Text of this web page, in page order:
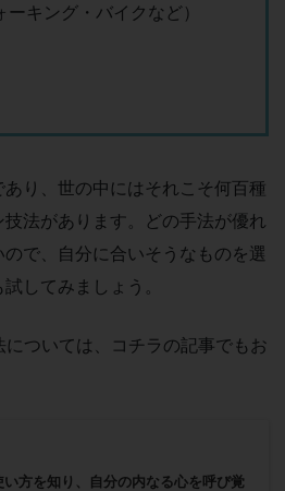
キング・バイクなど）
あり、世の中にはそれこそ何百種
法があります。どの手法が優れ
で、自分に合いそうなものを選
してみましょう。
ついては、コチラの記事でもお
方を知り、自分の内なる心を呼び覚